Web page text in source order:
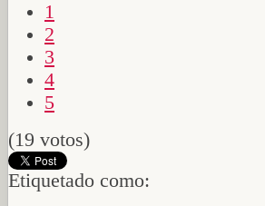
1
2
3
4
5
(19 votos)
Etiquetado como: